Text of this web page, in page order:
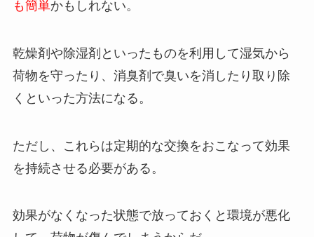
も簡単かもしれない。
乾燥剤や除湿剤といったものを利用して湿気から
荷物を守ったり、消臭剤で臭いを消したり取り除
くといった方法になる。
ただし、これらは定期的な交換をおこなって効果
を持続させる必要がある。
効果がなくなった状態で放っておくと環境が悪化